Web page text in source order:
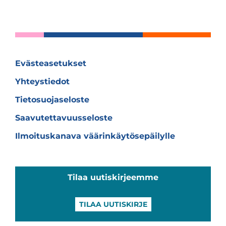
Evästeasetukset
Yhteystiedot
Tietosuojaseloste
Saavutettavuusseloste
Ilmoituskanava väärinkäytösepäilylle
Tilaa uutiskirjeemme
TILAA UUTISKIRJE